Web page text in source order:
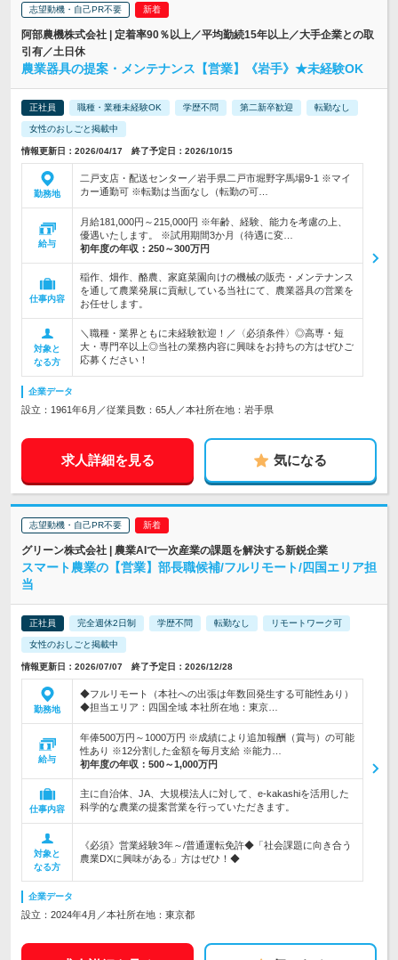
志望動機・自己PR不要
阿部農機株式会社 | 定着率90％以上／平均勤続15年以上／大手企業との取
引有／土日休
農業器具の提案・メンテナンス【営業】《岩手》★未経験OK
正社員 職種・業種未経験OK 学歴不問 第二新卒歓迎 転勤なし
女性のおしごと掲載中
情報更新日：2026/04/17 終了予定日：2026/10/15
勤務地
二戸支店・配送センター／岩手県二戸市堀野字馬場9-1 ※マイ
カー通勤可 ※転勤は当面なし（転勤の可…
給与
月給181,000円～215,000円 ※年齢、経験、能力を考慮の上、
優遇いたします。 ※試用期間3か月（待遇に変…
初年度の年収： 250～300万円
仕事内容
稲作、畑作、酪農、家庭菜園向けの機械の販売・メンテナンス
を通して農業発展に貢献している当社にて、農業器具の営業を
お任せします。
対象と
なる方
＼職種・業界ともに未経験歓迎！／〈必須条件〉◎高専・短
大・専門卒以上◎当社の業務内容に興味をお持ちの方はぜひご
応募ください！
企業データ
設立：1961年6月／従業員数：65人／本社所在地：岩手県
求人詳細を見る 気になる
志望動機・自己PR不要
グリーン株式会社 | 農業AIで一次産業の課題を解決する新鋭企業
スマート農業の【営業】部長職候補/フルリモート/四国エリア担
当
正社員 完全週休2日制 学歴不問 転勤なし リモートワーク可
女性のおしごと掲載中
情報更新日：2026/07/07 終了予定日：2026/12/28
勤務地
◆フルリモート（本社への出張は年数回発生する可能性あり）
◆担当エリア：四国全域 本社所在地：東京…
給与
年俸500万円～1000万円 ※成績により追加報酬（賞与）の可能
性あり ※12分割した金額を毎月支給 ※能力…
初年度の年収： 500～1,000万円
仕事内容
主に自治体、JA、大規模法人に対して、e-kakashiを活用した
科学的な農業の提案営業を行っていただきます。
対象と
なる方
《必須》営業経験3年～/普通運転免許◆「社会課題に向き合う
農業DXに興味がある」方はぜひ！◆
企業データ
設立：2024年4月／本社所在地：東京都